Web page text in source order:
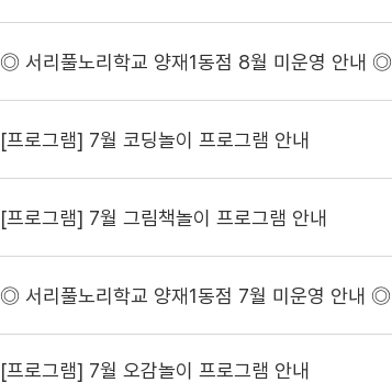
◎ 서리풀노리학교 양재1동점 8월 미운영 안내 ◎
[프로그램] 7월 코딩놀이 프로그램 안내
[프로그램] 7월 그림책놀이 프로그램 안내
◎ 서리풀노리학교 양재1동점 7월 미운영 안내 ◎
[프로그램] 7월 오감놀이 프로그램 안내